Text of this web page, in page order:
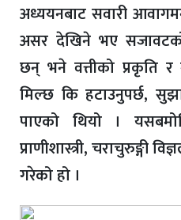
अध्ययनबाट सवारी
असर देखिने भए
छन् भने वत्तीको प्रकृति र
मिल्छ कि हटाउनुपर्छ,
पाएको थियो ।
प्राणीशास्त्री, चराचुरुङ्गी
गरेको हो ।